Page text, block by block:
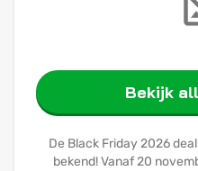
Bekijk
De Black Friday 2026
bekend! Vanaf 20